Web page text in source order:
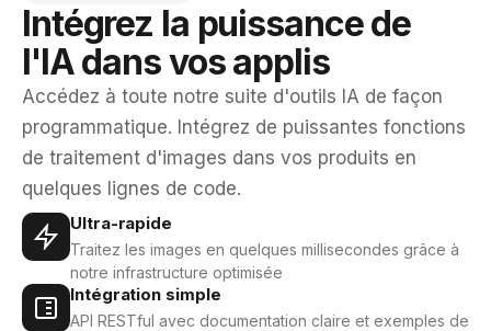
Intégrez la puissance de
l'IA dans vos applis
Accédez à toute notre suite d'outils IA de façon
programmatique. Intégrez de puissantes fonctions
de traitement d'images dans vos produits en
quelques lignes de code.
Ultra-rapide
Traitez les images en quelques millisecondes grâce à
notre infrastructure optimisée
Intégration simple
API RESTful avec documentation claire et exemples de